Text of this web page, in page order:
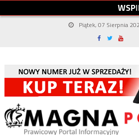
WSPI
Piątek, 07 Sierpnia